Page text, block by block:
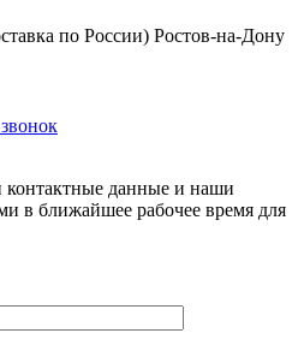
по России) Ростов-на-Дону
контактные данные и наши
в ближайшее рабочее время для